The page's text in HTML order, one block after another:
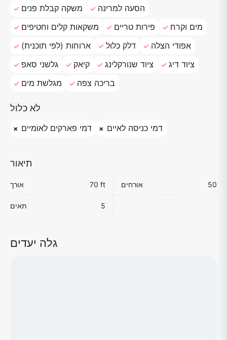
משקה קבלת פנים
הסעה למרינה
משקאות קלים וחטיפים
פירות טריים
מים וקרח
ארוחות (לפי תוכנית)
דלק כלול
אפודי הצלה
גלשני סאפ
קיאק ציוד שנורקלינג
ציוד דיג
מגלשת מים
בריכה צפה
לא כלול
דמי פארקים לאומיים דמי כניסה לאיים
תיאור
אורך 70 ft אורחים 50
תאים 5
גלה יעדים